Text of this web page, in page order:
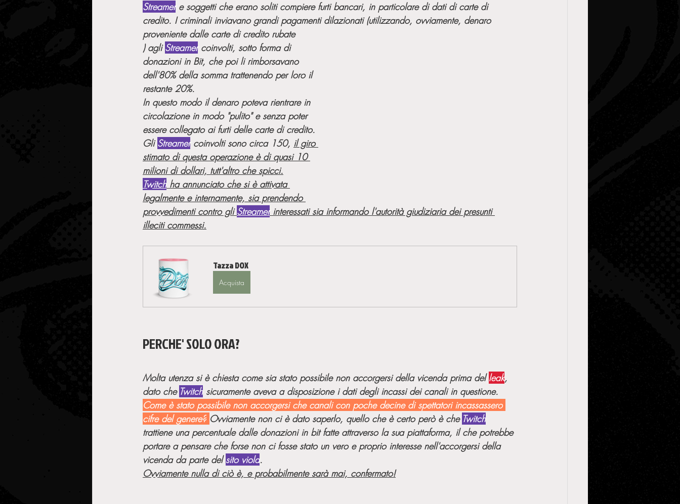
Streamer e soggetti che erano soliti compiere furti bancari, in particolare di dati di carte di
credito. I criminali inviavano grandi pagamenti dilazionati (utilizzando, ovviamente, denaro
proveniente dalle carte di credito rubate
) agli Streamer coinvolti, sotto forma di
donazioni in Bit, che poi li rimborsavano
dell'80% della somma trattenendo per loro il
restante 20%.
In questo modo il denaro poteva rientrare in
circolazione in modo "pulito" e senza poter
essere collegato ai furti delle carte di credito.
Gli Streamer coinvolti sono circa 150, il giro
stimato di questa operazione è di quasi 10
milioni di dollari, tutt'altro che spicci.
Twitch ha annunciato che si è attivata
legalmente e internamente, sia prendendo
provvedimenti contro gli Streamer interessati sia informando l'autorità giudiziaria dei presunti
illeciti commessi.
Tazza DOX
Acquista
PERCHE' SOLO ORA?
Molta utenza si è chiesta come sia stato possibile non accorgersi della vicenda prima del leak,
dato che Twitch sicuramente aveva a disposizione i dati degli incassi dei canali in questione.
Come è stato possibile non accorgersi che canali con poche decine di spettatori incassassero
cifre del genere? Ovviamente non ci è dato saperlo, quello che è certo però è che Twitch
trattiene una percentuale dalle donazioni in bit fatte attraverso la sua piattaforma, il che potrebbe
portare a pensare che forse non ci fosse stato un vero e proprio interesse nell'accorgersi della
vicenda da parte del sito viola.
Ovviamente nulla di ciò è, e probabilmente sarà mai, confermato!